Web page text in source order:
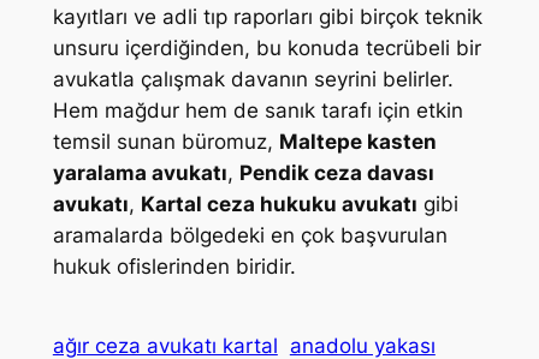
kayıtları ve adli tıp raporları gibi birçok teknik
unsuru içerdiğinden, bu konuda tecrübeli bir
avukatla çalışmak davanın seyrini belirler.
Hem mağdur hem de sanık tarafı için etkin
temsil sunan büromuz, Maltepe kasten
yaralama avukatı, Pendik ceza davası
avukatı, Kartal ceza hukuku avukatı gibi
aramalarda bölgedeki en çok başvurulan
hukuk ofislerinden biridir.
ağır ceza avukatı kartal anadolu yakası